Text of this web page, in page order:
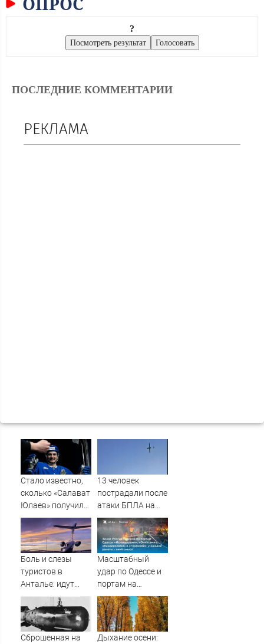
?
ПОСЛЕДНИЕ КОММЕНТАРИИ
РЕКЛАМА
Стало известно,
сколько «Салават
Юлаев» получил
от СКА в сделке
по Бландиси
13 человек
пострадали после
атаки БПЛА на
российский город
Боль и слезы
туристов в
Анталье: идут
массовые
задержки рейсов
в Россию
Масштабный
удар по Одессе и
портам на
Украине:
Последние
новости,
подробности об
Сброшенная на
Дыхание осени: